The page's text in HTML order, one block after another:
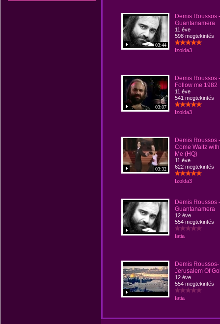
03:44
Demis Roussos -
Guantanamera
11 éve
598 megtekintés
Izolda3
03:07
Demis Roussos -
Follow me 1982
11 éve
541 megtekintés
Izolda3
03:32
Demis Roussos -
Come Waltz with
Me (HQ)
11 éve
622 megtekintés
Izolda3
Demis Roussos -
Guantanamera
12 éve
554 megtekintés
fatia
Demis Roussos-
Jerusalem Of
12 éve
554 megtekintés
fatia